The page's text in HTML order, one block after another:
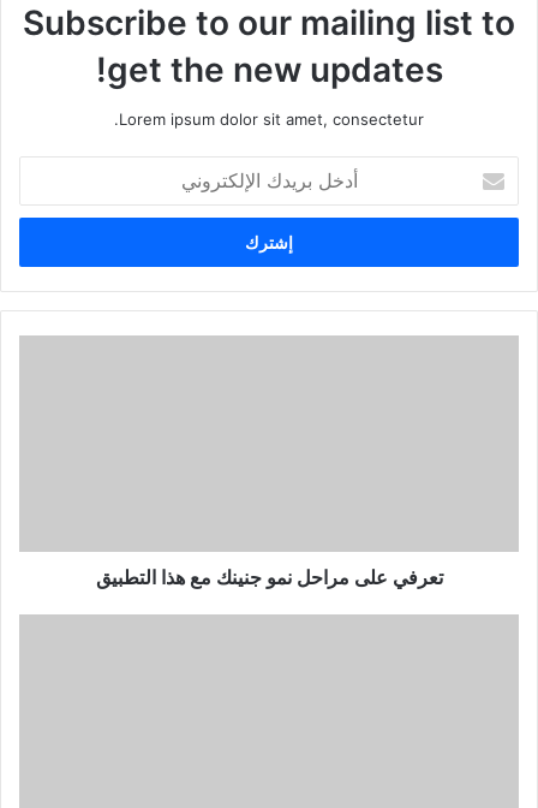
Subscribe to our mailing list to
get the new updates!
Lorem ipsum dolor sit amet, consectetur.
بريدك
الإلكتروني
تعرفي على مراحل نمو جنينك مع هذا التطبيق